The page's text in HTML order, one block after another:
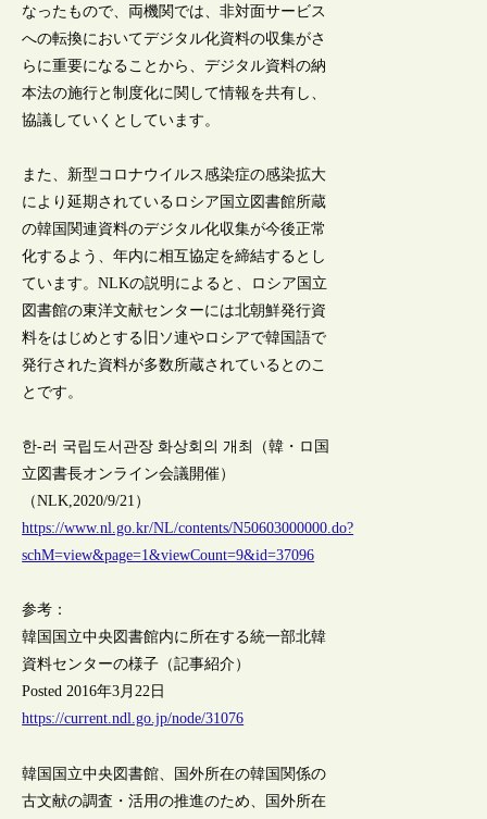
なったもので、両機関では、非対面サービス
への転換においてデジタル化資料の収集がさ
らに重要になることから、デジタル資料の納
本法の施行と制度化に関して情報を共有し、
協議していくとしています。
また、新型コロナウイルス感染症の感染拡大
により延期されているロシア国立図書館所蔵
の韓国関連資料のデジタル化収集が今後正常
化するよう、年内に相互協定を締結するとし
ています。NLKの説明によると、ロシア国立
図書館の東洋文献センターには北朝鮮発行資
料をはじめとする旧ソ連やロシアで韓国語で
発行された資料が多数所蔵されているとのこ
とです。
한-러 국립도서관장 화상회의 개최（韓・ロ国
立図書長オンライン会議開催）
（NLK,2020/9/21）
https://www.nl.go.kr/NL/contents/N50603000000.do?
schM=view&page=1&viewCount=9&id=37096
参考：
韓国国立中央図書館内に所在する統一部北韓
資料センターの様子（記事紹介）
Posted 2016年3月22日
https://current.ndl.go.jp/node/31076
韓国国立中央図書館、国外所在の韓国関係の
古文献の調査・活用の推進のため、国外所在